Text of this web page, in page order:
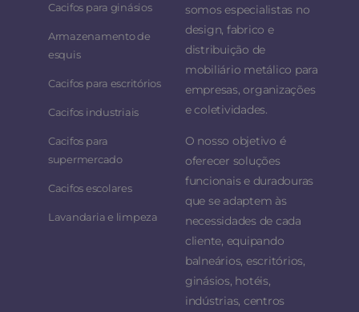
Cacifos para ginásios
Armazenamento de
esquis
Cacifos para escritórios
Cacifos industriais
Cacifos para
supermercado
Cacifos escolares
Lavandaria e limpeza
somos especialistas no
design, fabrico e
distribuição de
mobiliário metálico para
empresas, organizações
e coletividades.
O nosso objetivo é
oferecer soluções
funcionais e duradouras
que se adaptem às
necessidades de cada
cliente, equipando
balneários, escritórios,
ginásios, hotéis,
indústrias, centros